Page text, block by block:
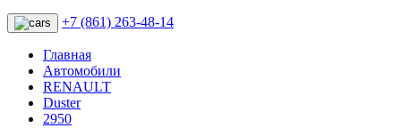
+7 (861) 263-48-14
Главная
Автомобили
RENAULT
Duster
2950